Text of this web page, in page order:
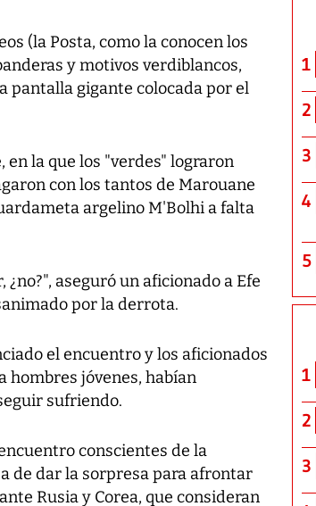
(la Posta, como la conocen los
y motivos verdiblancos,
pantalla gigante colocada por el
la que los "verdes" lograron
con los tantos de Marouane
argelino M'Bolhi a falta
aseguró un aficionado a Efe
por la derrota.
el encuentro y los aficionados
hombres jóvenes, habían
sufriendo.
conscientes de la
de dar la sorpresa para afrontar
Rusia y Corea, que consideran
1
2
3
4
5
1
2
3